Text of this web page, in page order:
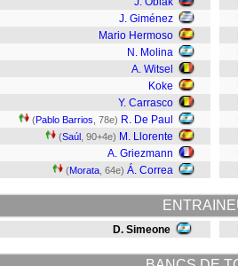
J. Giménez
Mario Hermoso
N. Molina
A. Witsel
Koke
Y. Carrasco
(Pablo Barrios , 78e) R. De Paul
(Saúl , 90+4e) M. Llorente
A. Griezmann
(Morata , 64e) Á. Correa
D. Simeone